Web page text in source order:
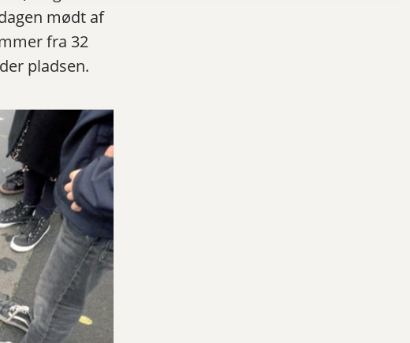
mødt af
fra 32
pladsen.